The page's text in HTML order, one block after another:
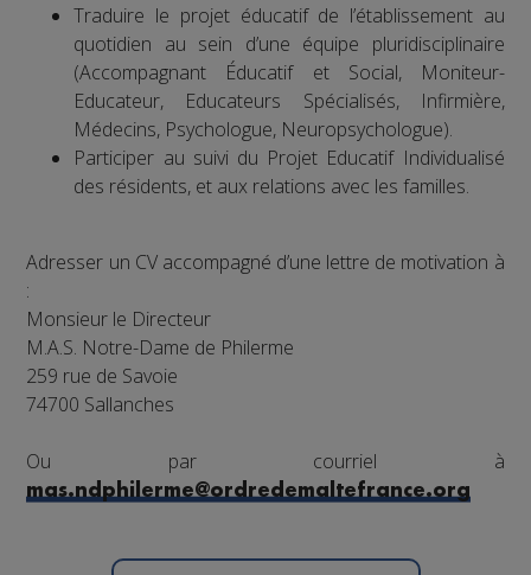
Traduire le projet éducatif de l’établissement au
quotidien au sein d’une équipe pluridisciplinaire
(Accompagnant Éducatif et Social, Moniteur-
Educateur, Educateurs Spécialisés, Infirmière,
Médecins, Psychologue, Neuropsychologue).
Participer au suivi du Projet Educatif Individualisé
des résidents, et aux relations avec les familles.
Adresser un CV accompagné d’une lettre de motivation à
:
Monsieur le Directeur
M.A.S. Notre-Dame de Philerme
259 rue de Savoie
74700 Sallanches
Ou par courriel à
mas.ndphilerme@ordredemaltefrance.org